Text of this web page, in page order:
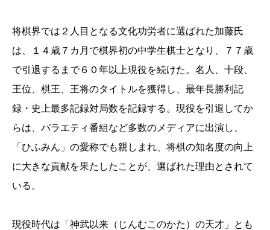
将棋界では２人目となる文化功労者に選ばれた加藤氏
は、１４歳７カ月で棋界初の中学生棋士となり、７７歳
で引退するまで６０年以上現役を続けた。名人、十段、
王位、棋王、王将のタイトルを獲得し、最年長勝利記
録・史上最多記録対局数を記録する。現役を引退してか
らは、バラエティ番組など多数のメディアに出演し、
「ひふみん」の愛称でも親しまれ、将棋の知名度の向上
に大きな貢献を果たしたことが、選ばれた理由とされて
いる。
現役時代は「神武以来（じんむこのかた）の天才」とも